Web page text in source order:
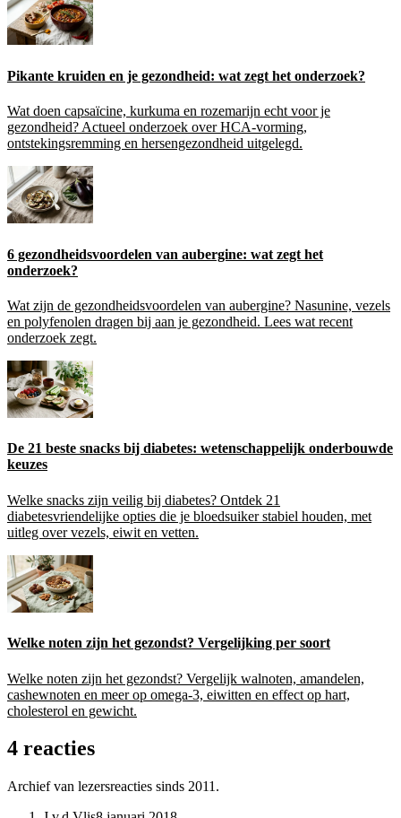
Pikante kruiden en je gezondheid: wat zegt het onderzoek?
Wat doen capsaïcine, kurkuma en rozemarijn echt voor je
gezondheid? Actueel onderzoek over HCA-vorming,
ontstekingsremming en hersengezondheid uitgelegd.
6 gezondheidsvoordelen van aubergine: wat zegt het
onderzoek?
Wat zijn de gezondheidsvoordelen van aubergine? Nasunine, vezels
en polyfenolen dragen bij aan je gezondheid. Lees wat recent
onderzoek zegt.
De 21 beste snacks bij diabetes: wetenschappelijk onderbouwde
keuzes
Welke snacks zijn veilig bij diabetes? Ontdek 21
diabetesvriendelijke opties die je bloedsuiker stabiel houden, met
uitleg over vezels, eiwit en vetten.
Welke noten zijn het gezondst? Vergelijking per soort
Welke noten zijn het gezondst? Vergelijk walnoten, amandelen,
cashewnoten en meer op omega-3, eiwitten en effect op hart,
cholesterol en gewicht.
4 reacties
Archief van lezersreacties sinds 2011.